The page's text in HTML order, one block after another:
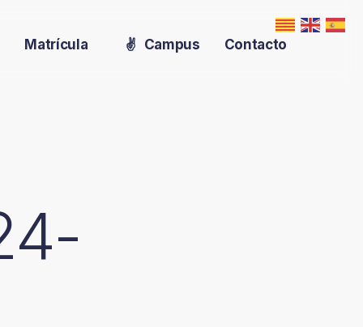
Matrícula ✌️ Campus Contacto